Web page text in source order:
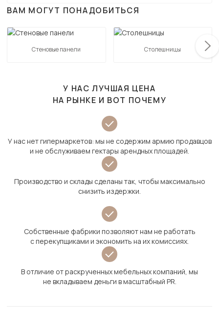
ВАМ МОГУТ ПОНАДОБИТЬСЯ
Стеновые панели Столешницы
У НАС ЛУЧШАЯ ЦЕНА
НА РЫНКЕ И ВОТ ПОЧЕМУ
У нас нет гипермаркетов: мы не содержим армию продавцов
и не обслуживаем гектары арендных площадей.
Производство и склады сделаны так, чтобы максимально
снизить издержки.
Собственные фабрики позволяют нам не работать
с перекупщиками и экономить на их комиссиях.
В отличие от раскрученных мебельных компаний, мы
не вкладываем деньги в масштабный PR.